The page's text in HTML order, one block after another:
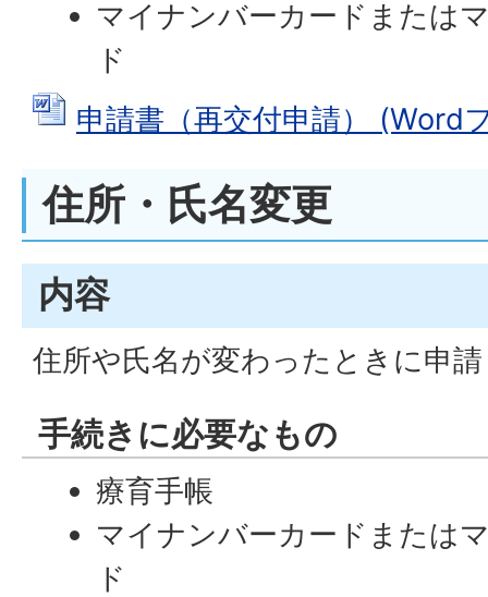
マイナンバーカードまたは
ド
申請書（再交付申請） (Word
住所・氏名変更
内容
住所や氏名が変わったときに申
手続きに必要なもの
療育手帳
マイナンバーカードまたは
ド